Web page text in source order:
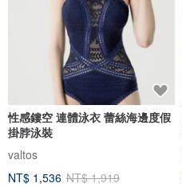
性感鏤空 連體泳衣 蕾絲海邊度假
掛脖泳裝
valtos
NT$ 1,536 NT$ 1,919